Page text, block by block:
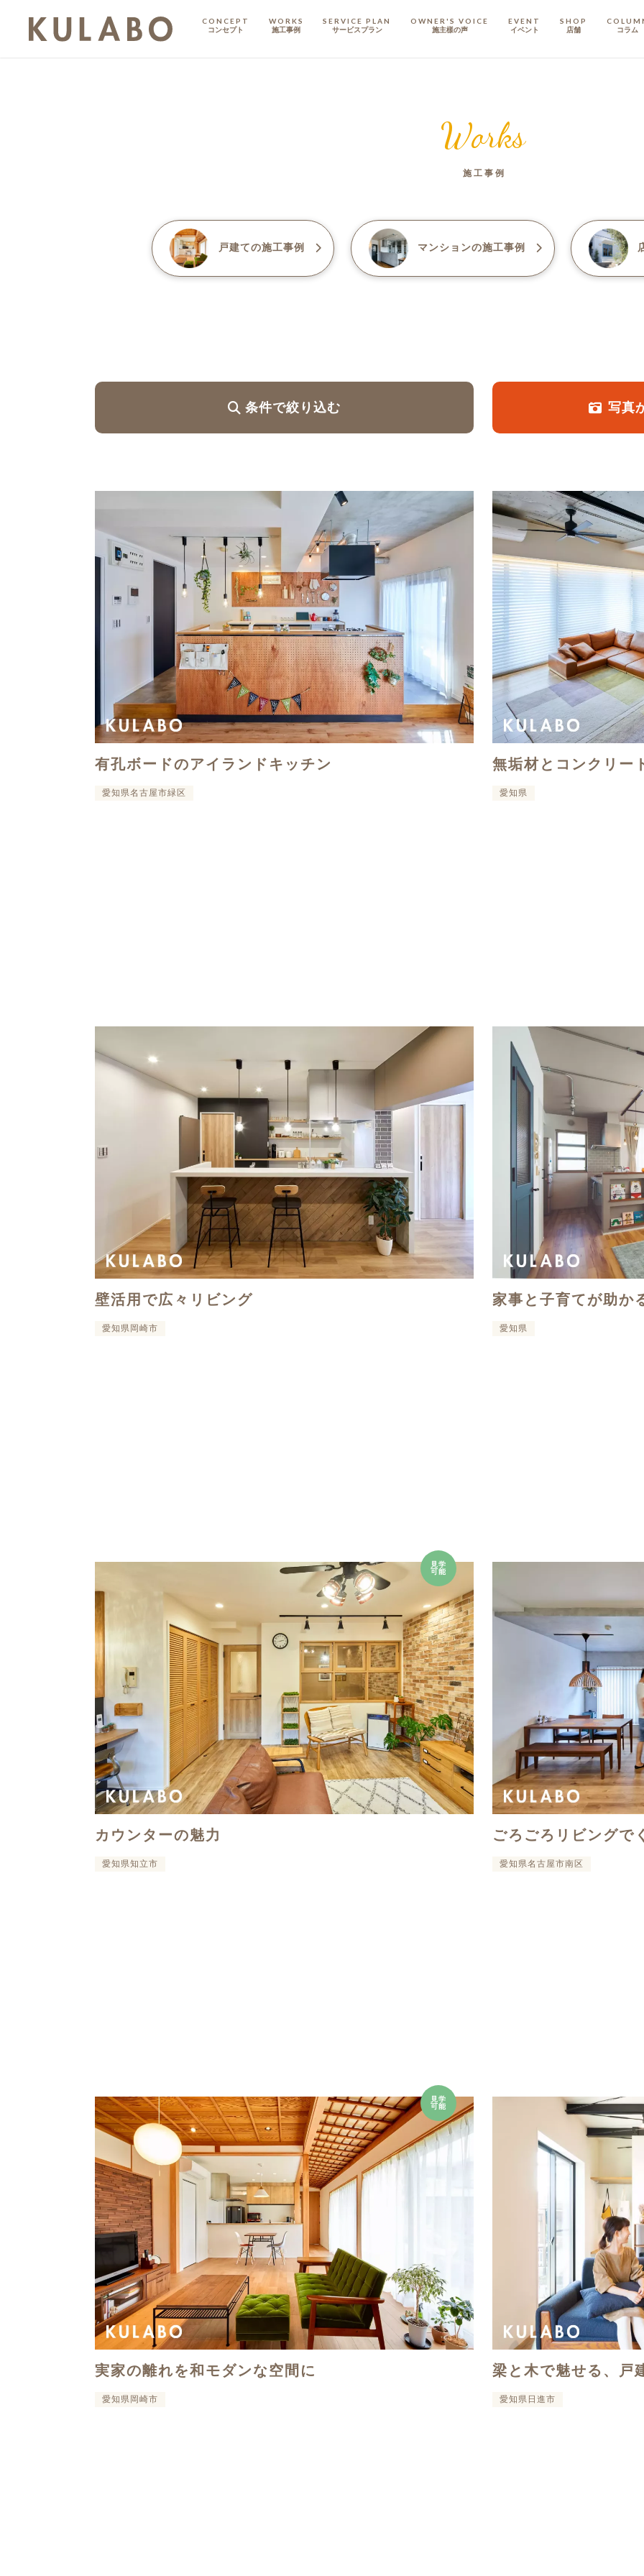
CONCEPT
コンセプト
WORKS
施工事例
SERVICE PLAN
サービスプラン
OWNER'S VOICE
施主樣の声
EVENT
イベント
SHOP
店舗 コラム
Works
施工事例
戸建ての施工事例 マンションの施工事例
条件で絞り込む 写真
有孔ボードのアイランドキッチン
愛知県名古屋市緑区
無垢材とコンクリー
愛知県
壁活用で広々リビング
愛知県岡崎市
家事と子育てが助か
愛知県
見学
可能
カウンターの魅力
愛知県知立市
ごろごろリビングで
愛知県名古屋市南区
見学
可能
実家の離れを和モダンな空間に
愛知県岡崎市
梁と木で魅せる、戸
愛知県日進市